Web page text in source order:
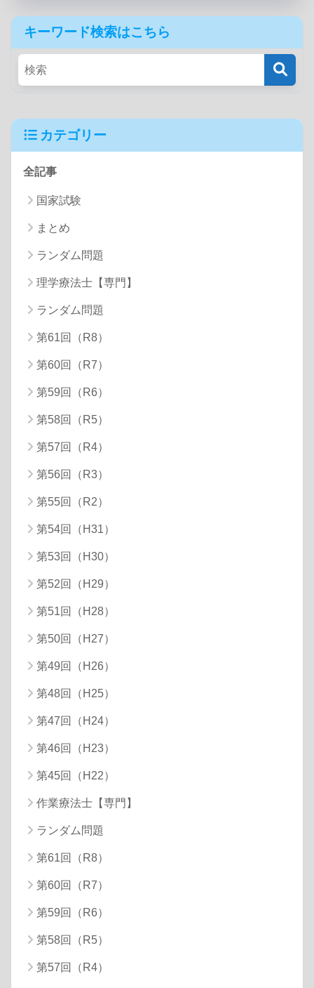
キーワード検索はこちら
カテゴリー
全記事
国家試験
まとめ
ランダム問題
理学療法士【専門】
ランダム問題
第61回（R8）
第60回（R7）
第59回（R6）
第58回（R5）
第57回（R4）
第56回（R3）
第55回（R2）
第54回（H31）
第53回（H30）
第52回（H29）
第51回（H28）
第50回（H27）
第49回（H26）
第48回（H25）
第47回（H24）
第46回（H23）
第45回（H22）
作業療法士【専門】
ランダム問題
第61回（R8）
第60回（R7）
第59回（R6）
第58回（R5）
第57回（R4）